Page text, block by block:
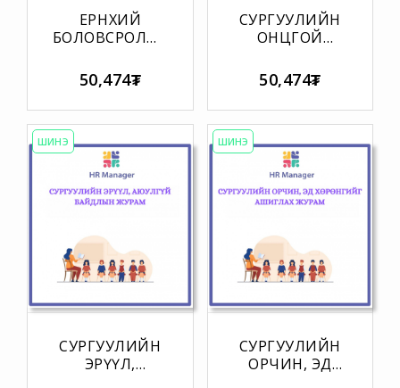
ЕРӨНХИЙ
БОЛОВСРОЛЫН
ХИЧЭЭЛ,
СУРГАЛТЫН
ҮЙЛ
АЖИЛЛАГААНЫ
ЖУРАМ
50,474₮
СУРГУУЛИЙН
ОНЦГОЙ
ҮЕИЙН ҮЙЛ
АЖИЛЛАГААНЫ
ЖУРАМ
50,474₮
ШИНЭ
СУРГУУЛИЙН
ЭРҮҮЛ,
ШИНЭ
СУРГУУЛИЙН
ОРЧИН, ЭД